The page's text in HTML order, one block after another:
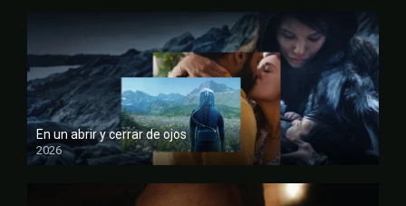
En un abrir y cerrar de ojos
2026
FULL HD